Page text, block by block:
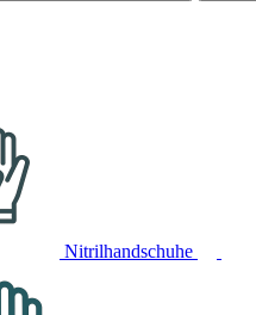
Nitrilhandschuhe